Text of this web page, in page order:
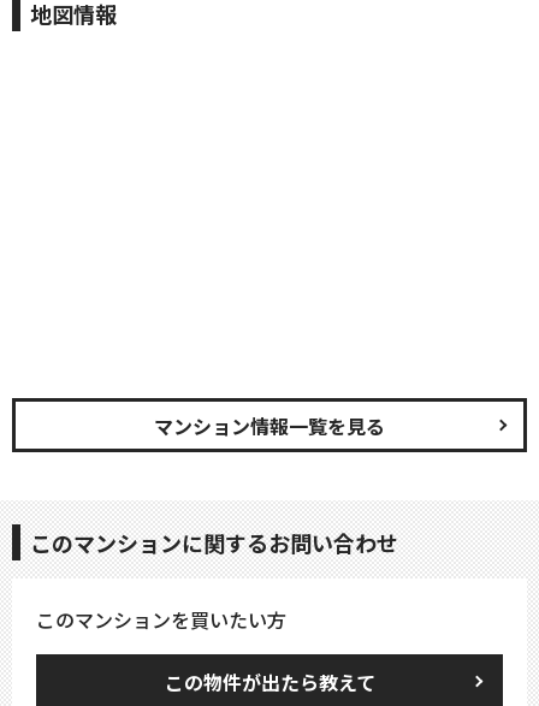
地図情報
マンション情報一覧を見る
このマンションに関するお問い合わせ
このマンションを買いたい方
この物件が出たら教えて